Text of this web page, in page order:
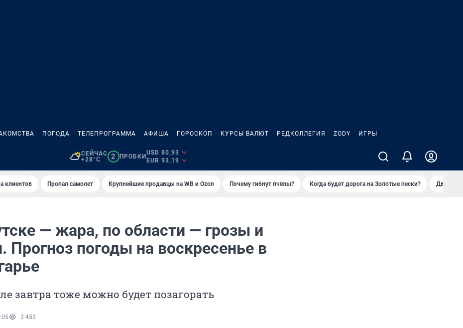
ПОГОДА ТЕЛЕПРОГРАММА АФИША ГОРОСКОП КУРСЫ ВАЛЮТ РЕДКОЛЛЕГИЯ ZODY ИГРЫ
СЕЙЧАС
+28°C
2 ПРОБКИ
USD 80,93
EUR 93,19
клиентов Пропал самолет Крупнейшие продавцы на WB и Ozon Почему гибнут пчёлы? Когда будет дорога на Золотые пески? Двое
— жара, по области — грозы и
Прогноз погоды на воскресенье в
завтра тоже можно будет позагорать
3 453